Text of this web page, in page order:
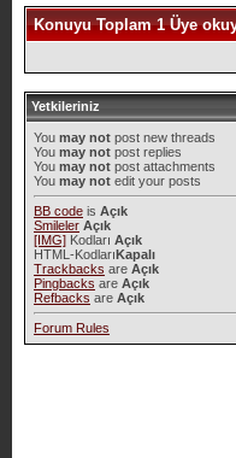
Konuyu Toplam 1 Üye
Yetkileriniz
You may notpost new threads
You may notpost replies
You may notpost attachments
You may notedit your posts
BB codeis Açık
Smileler Açık
[IMG]Kodları Açık
HTML-KodlarıKapalı
Trackbacks are Açık
Pingbacks are Açık
Refbacks are Açık
Forum Rules